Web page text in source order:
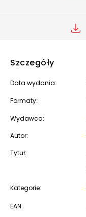
Szczegóły
Data wydania:
Formaty:
Wydawca:
Autor:
Tytuł:
Kategorie:
EAN: